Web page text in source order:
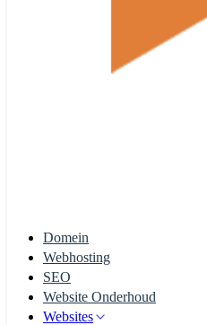
Domein
Webhosting
SEO
Website Onderhoud
Websites